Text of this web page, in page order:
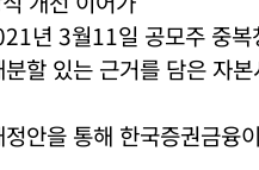
년 3월11일 공모주 중
할 있는 근거를 담은 자
안을 통해 한국증권금융